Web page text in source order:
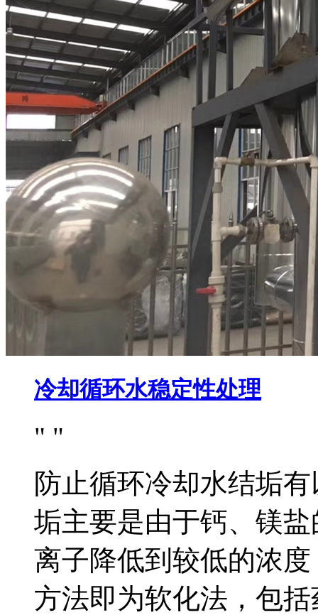
冷却循环水稳定性处理
防止循环冷却水结垢
垢主要是由于钙、镁
离子降低到较低的浓
方法即为软化法，包